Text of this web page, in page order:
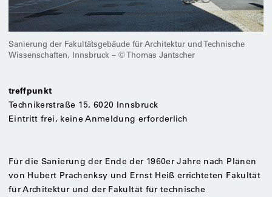
Sanierung der Fakultätsgebäude für Architektur und Technische
Wissenschaften, Innsbruck – © Thomas Jantscher
treffpunkt
Technikerstraße 15, 6020 Innsbruck
Eintritt frei, keine Anmeldung erforderlich
Für die Sanierung der Ende der 1960er Jahre nach Plänen
von Hubert Prachenksy und Ernst Heiß errichteten Fakultät
für Architektur und der Fakultät für technische